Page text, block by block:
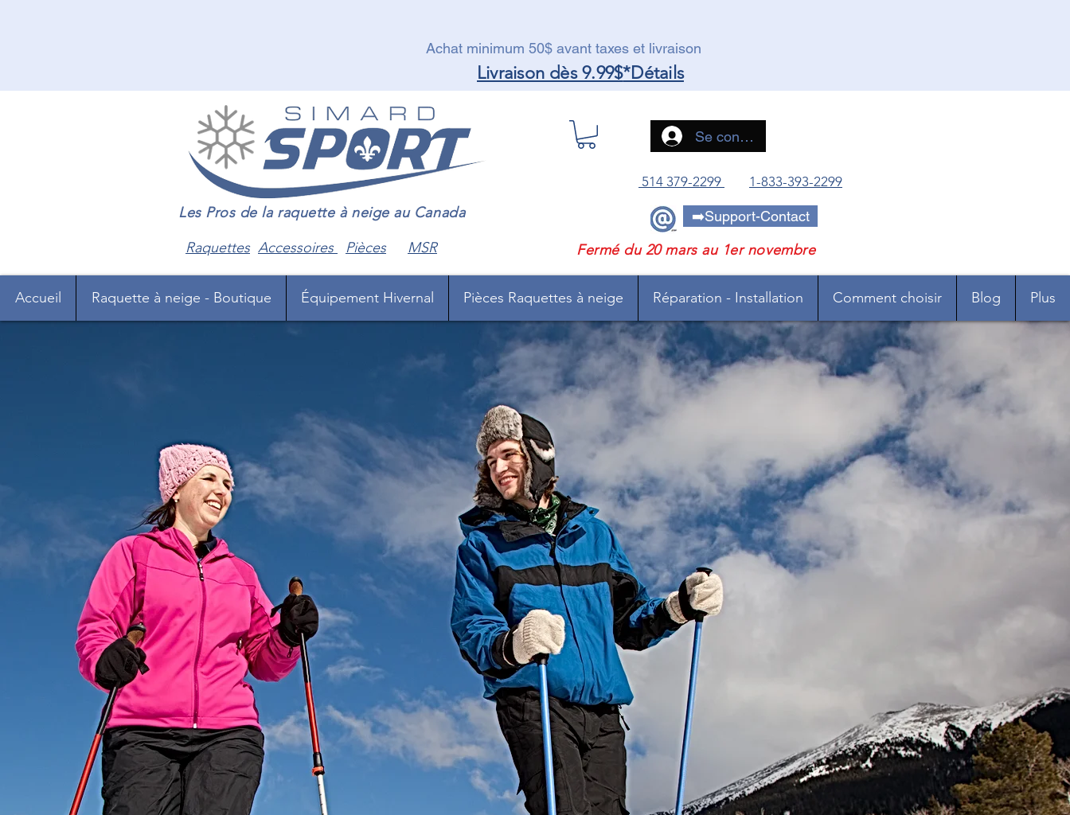
Achat minimum 50$ avant taxes et livraison
Livraison dès 9.99$*Détails
Les Pros de la raquette à neige au Canada
Raquettes Accessoires Pièces MSR
Se connecter
514 379-2299 1-833-393-2299
➡️Support-Contact
Fermé du 20 mars au 1er novembre
Accueil Raquette à neige - Boutique Équipement Hivernal Pièces Raquettes à neige Réparation - Installation Comment choisir Blog Plus